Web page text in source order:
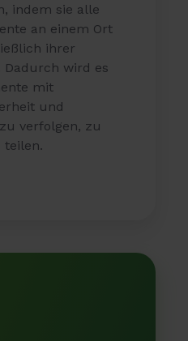
indem sie alle
an einem Ort
ihrer
Dadurch wird es
mit
und
verfolgen, zu
teilen.